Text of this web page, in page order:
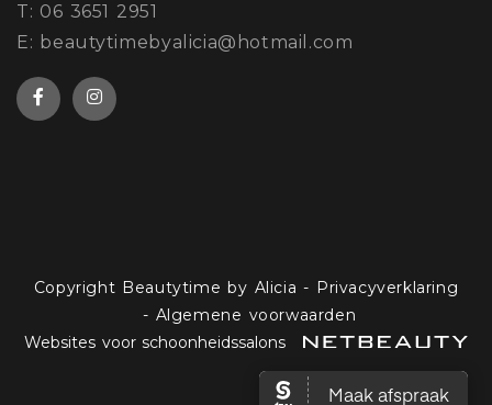
​T: 06 3651 2951
E: beautytimebyalicia@hotmail.com
Copyright Beautytime by Alicia - Privacyverklaring
- Algemene voorwaarden
Websites voor schoonheidssalons